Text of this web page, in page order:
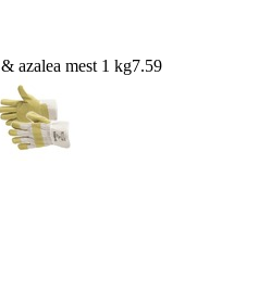
azalea mest 1 kg7.59